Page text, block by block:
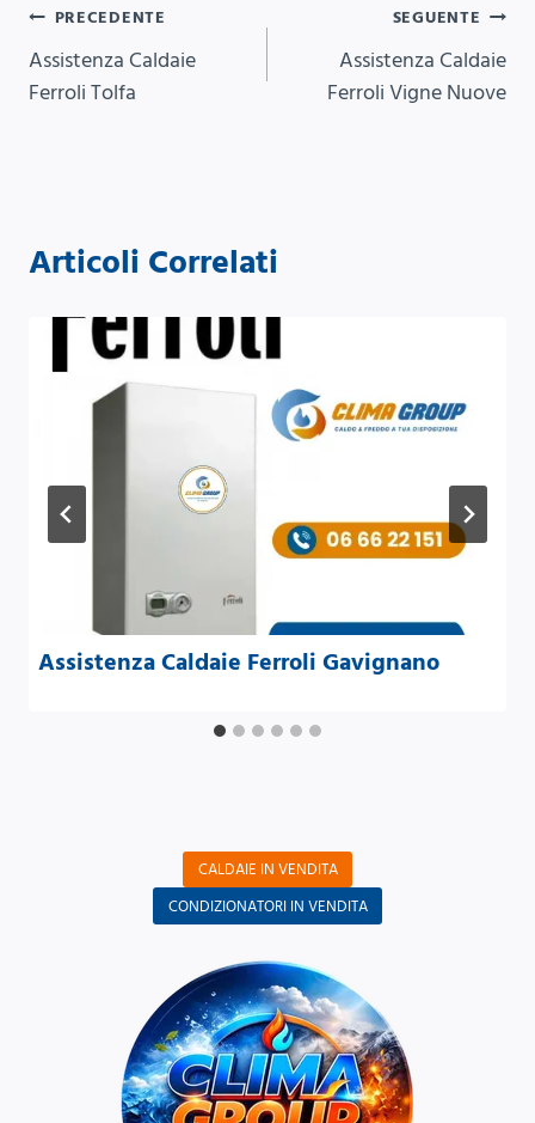
Navigazione
articoli
PRECEDENTE
Assistenza Caldaie
Ferroli Tolfa
SEGUENTE
Assistenza Caldaie
Ferroli Vigne Nuove
Articoli Correlati
Assistenza Caldaie Ferroli Gavignano
CALDAIE IN VENDITA
CONDIZIONATORI IN VENDITA